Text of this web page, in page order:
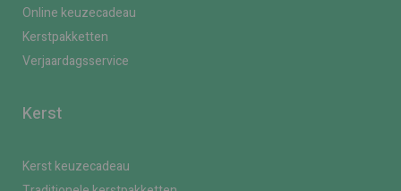
Online keuzecadeau
Kerstpakketten
Verjaardagsservice
Kerst
Kerst keuzecadeau